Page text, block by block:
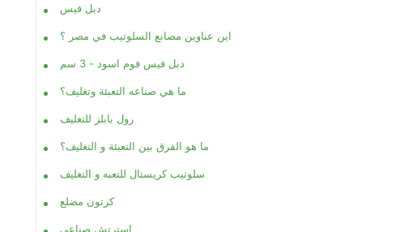
ميز كل منتج ليك بـ لون لوحده, خلي
جرين ستارز بجودة عالية و اسعار
2024-01-18
دبل فيس
اين عناوين مصانع السلوتيب في مصر ؟
دبل فيس فوم اسود - 3 سم
ما هي صناعه التعبئة وتغليف؟
رول بابلز للتغليف
ما هو الفرق بين التعبئة و التغليف؟
سلوتيب كريستال للتعبه و التغليف
كرتون مضلع
استرتش صناعي